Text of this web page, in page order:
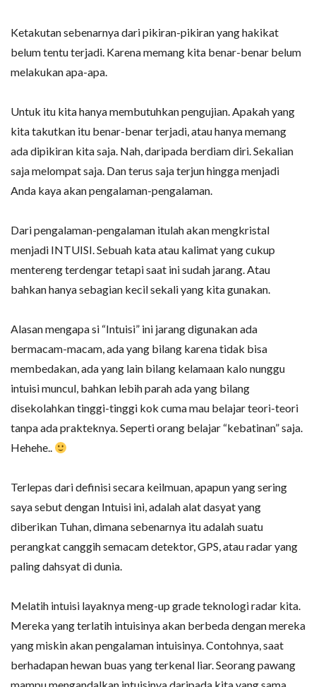
Ketakutan sebenarnya dari pikiran-pikiran yang hakikat
belum tentu terjadi. Karena memang kita benar-benar belum
melakukan apa-apa.
Untuk itu kita hanya membutuhkan pengujian. Apakah yang
kita takutkan itu benar-benar terjadi, atau hanya memang
ada dipikiran kita saja. Nah, daripada berdiam diri. Sekalian
saja melompat saja. Dan terus saja terjun hingga menjadi
Anda kaya akan pengalaman-pengalaman.
Dari pengalaman-pengalaman itulah akan mengkristal
menjadi INTUISI. Sebuah kata atau kalimat yang cukup
mentereng terdengar tetapi saat ini sudah jarang. Atau
bahkan hanya sebagian kecil sekali yang kita gunakan.
Alasan mengapa si “Intuisi” ini jarang digunakan ada
bermacam-macam, ada yang bilang karena tidak bisa
membedakan, ada yang lain bilang kelamaan kalo nunggu
intuisi muncul, bahkan lebih parah ada yang bilang
disekolahkan tinggi-tinggi kok cuma mau belajar teori-teori
tanpa ada prakteknya. Seperti orang belajar “kebatinan” saja.
Hehehe..
Terlepas dari definisi secara keilmuan, apapun yang sering
saya sebut dengan Intuisi ini, adalah alat dasyat yang
diberikan Tuhan, dimana sebenarnya itu adalah suatu
perangkat canggih semacam detektor, GPS, atau radar yang
paling dahsyat di dunia.
Melatih intuisi layaknya meng-up grade teknologi radar kita.
Mereka yang terlatih intuisinya akan berbeda dengan mereka
yang miskin akan pengalaman intuisinya. Contohnya, saat
berhadapan hewan buas yang terkenal liar. Seorang pawang